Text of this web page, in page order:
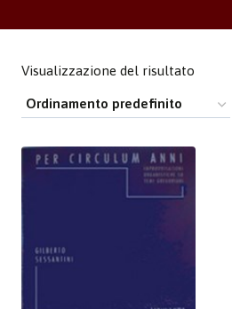
Visualizzazione del risultato